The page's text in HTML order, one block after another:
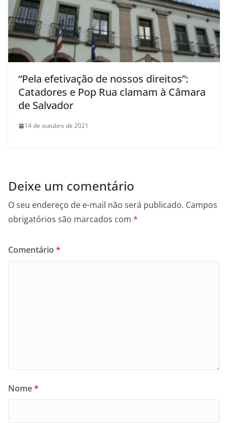
“Pela efetivação de nossos direitos”:
Catadores e Pop Rua clamam à Câmara
de Salvador
14 de outubro de 2021
Deixe um comentário
O seu endereço de e-mail não será publicado. Campos
obrigatórios são marcados com *
Comentário *
Nome*